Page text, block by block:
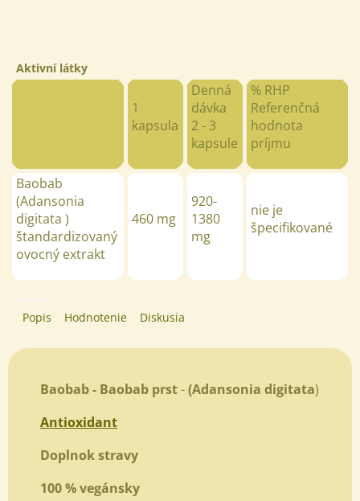
Aktivní látky
1
kapsula
Denná
dávka
2 - 3
kapsule
% RHP
Referenčná
hodnota
príjmu
Baobab
(Adansonia
digitata )
štandardizovaný
ovocný extrakt
460 mg
920-
1380
mg
nie je
špecifikované
Popis Hodnotenie Diskusia
Baobab - Baobab prst-(Adansonia digitata)
Antioxidant
Doplnok stravy
100 % vegánsky